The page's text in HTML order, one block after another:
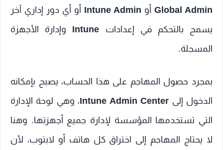
Global Admin أو Intune Admin أو أي دور إداري آخر
يسمح بالتحكم في إعدادات Intune وإدارة الأجهزة
المسجلة.
بمجرد حصول المهاجم على هذا الحساب، يصبح بإمكانه
الدخول إلى Intune Admin Center، وهي لوحة الإدارة
التي تستخدمها المؤسسة لإدارة جميع أجهزتها. وهنا
لا يحتاج المهاجم إلى اختراق كل هاتف أو لابتوب، لأن